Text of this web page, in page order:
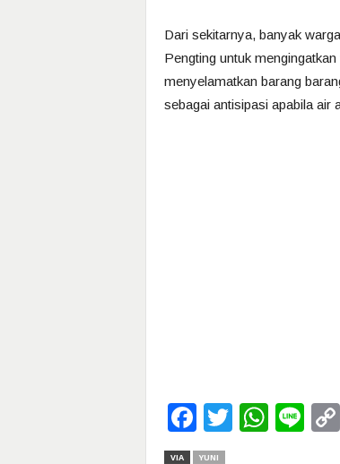
Dari sekitarnya, banyak
Pengting untuk
menyelamatkan barang
sebagai antisipasi apabila air
Facebook
Twitter
VIA
YUNI